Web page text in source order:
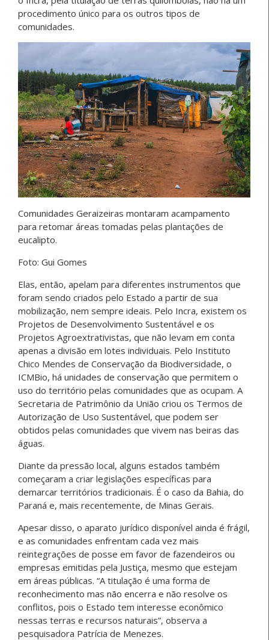
procedimento único para os outros tipos de
comunidades.
Comunidades Geraizeiras montaram acampamento
para retomar áreas tomadas pelas plantações de
eucalipto.
Foto: Gui Gomes
Elas, então, apelam para diferentes instrumentos que
foram sendo criados pelo Estado a partir de sua
mobilização, nem sempre ideais. Pelo Incra, existem os
Projetos de Desenvolvimento Sustentável e os
Projetos Agroextrativistas, que não levam em conta
apenas a divisão em lotes individuais. Pelo Instituto
Chico Mendes de Conservação da Biodiversidade, o
ICMBio, há unidades de conservação que permitem o
uso do território pelas comunidades que as ocupam. A
Secretaria de Patrimônio da União criou os Termos de
Autorização de Uso Sustentável, que podem ser
obtidos pelas comunidades que vivem nas beiras das
águas.
Diante da pressão local, alguns estados também
começaram a criar legislações específicas para
demarcar territórios tradicionais. É o caso da Bahia, do
Paraná e, mais recentemente, de Minas Gerais.
Apesar disso, o aparato jurídico disponível ainda é frágil,
e as comunidades enfrentam cada vez mais
reintegrações de posse em favor de fazendeiros ou
empresas emitidas pela Justiça, mesmo que estejam
em áreas públicas. “A titulação é uma forma de
reconhecimento mas não encerra e não resolve os
conflitos, pois o Estado tem interesse econômico
nessas terras e recursos naturais”, observa a
pesquisadora Patrícia de Menezes.